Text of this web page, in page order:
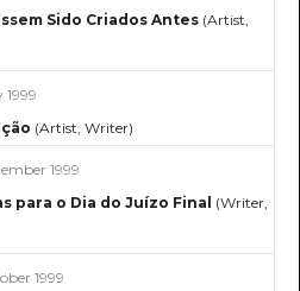
Sido Criados Antes (Artist,
1999
(Artist, Writer)
1999
para o Dia do Juízo Final (Writer,
1999